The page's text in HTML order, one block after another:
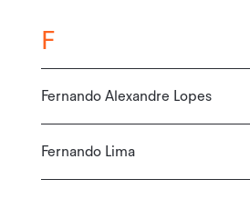
F
Fernando Alexandre Lopes
Fernando Lima